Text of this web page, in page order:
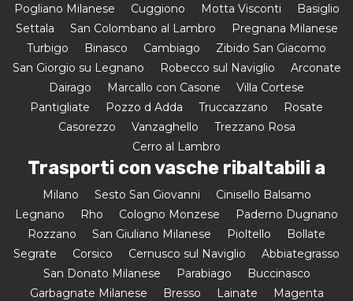
Pogliano Milanese
Cuggiono Motta Visconti
Basiglio
Settala
San Colombano al Lambro
Pregnana Milanese
Turbigo
Binasco Cambiago
Zibido San Giacomo
San Giorgio su Legnano
Robecco sul Naviglio
Arconate
Dairago
Marcallo con Casone
Villa Cortese
Pantigliate
Pozzo d Adda Truccazzano
Rosate
Casorezzo
Vanzaghello
Trezzano Rosa
Cerro al Lambro
Trasporti con vasche ribaltabili a
Milano Sesto San Giovanni
Cinisello Balsamo
Legnano
Rho Cologno Monzese
Paderno Dugnano
Rozzano
San Giuliano Milanese Pioltello
Bollate
Segrate
Corsico Cernusco sul Naviglio
Abbiategrasso
San Donato Milanese
Parabiago
Buccinasco
Garbagnate Milanese
Bresso Lainate
Magenta